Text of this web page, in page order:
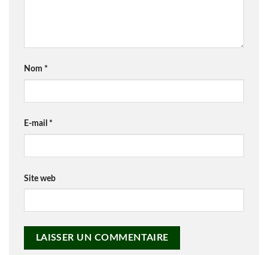
Nom *
E-mail *
Site web